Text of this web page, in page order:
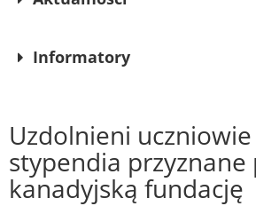
Informatory
Uzdolnieni
stypendia przyznane
kanadyjską fundację